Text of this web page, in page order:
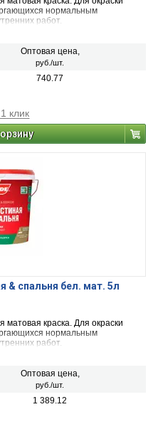
нормальным
работ.
Оптовая цена,
руб./шт.
740.77
клик
& спальня бел. мат. 5л
краска. Для окраски
нормальным
работ.
Оптовая цена,
руб./шт.
1 389.12